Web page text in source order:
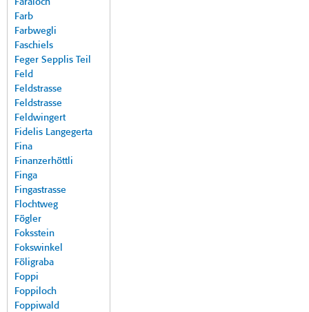
Faraloch
Farb
Farbwegli
Faschiels
Feger Sepplis Teil
Feld
Feldstrasse
Feldstrasse
Feldwingert
Fidelis Langegerta
Fina
Finanzerhöttli
Finga
Fingastrasse
Flochtweg
Fögler
Foksstein
Fokswinkel
Föligraba
Foppi
Foppiloch
Foppiwald